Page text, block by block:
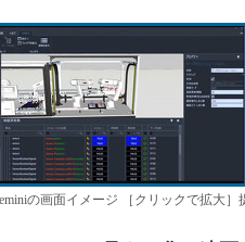
の画面イメージ ［クリックで拡大］